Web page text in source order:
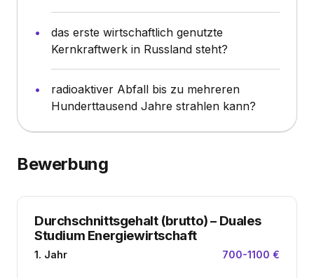
das erste wirtschaftlich genutzte
Kernkraftwerk in Russland steht?
radioaktiver Abfall bis zu mehreren
Hunderttausend Jahre strahlen kann?
Bewerbung
Durchschnittsgehalt (brutto)– Duales
Studium Energiewirtschaft
1. Jahr 700-1100 €